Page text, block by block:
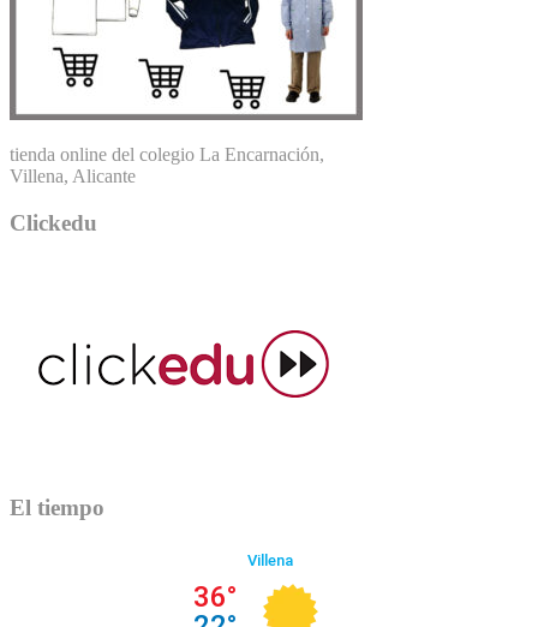
tienda online del colegio La Encarnación,
Villena, Alicante
Clickedu
El tiempo